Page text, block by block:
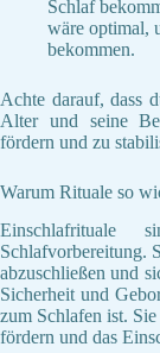
Schlaf
wäre optimal,
bekommen.
Achte darauf, dass
Alter und seine
fördern und zu
Warum Rituale so
Einschlafrituale
Schlafvorbereitung.
abzuschließen und
Sicherheit und
zum Schlafen ist.
fördern und das